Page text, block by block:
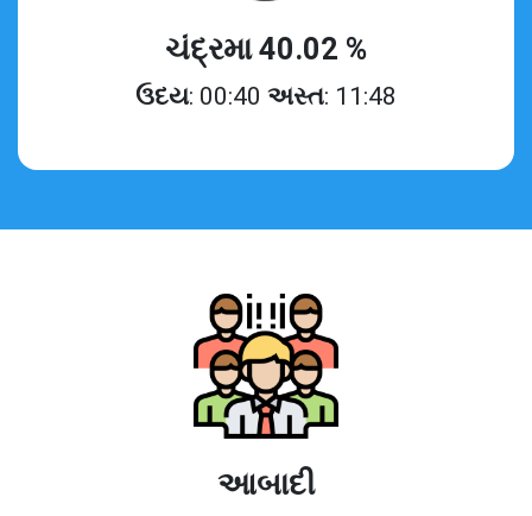
ચંદ્રમા 40.02 %
ઉદય: 00:40 અસ્ત: 11:48
આબાદી